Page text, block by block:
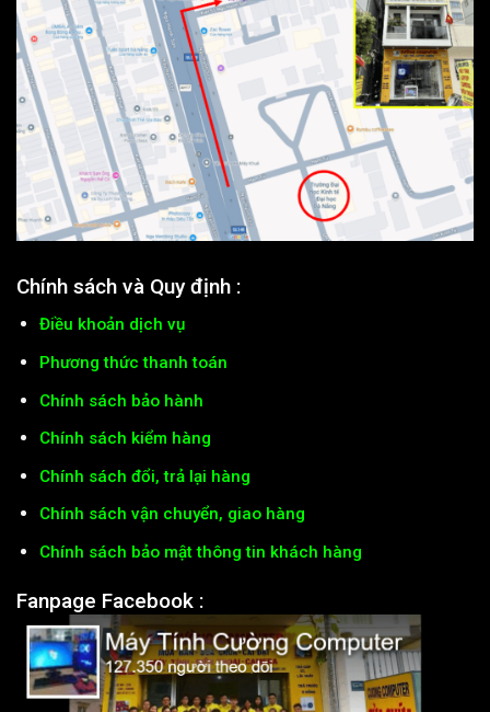
Chính sách và Quy định :
Điều khoản dịch vụ
Phương thức thanh toán
Chính sách bảo hành
Chính sách kiểm hàng
Chính sách đổi, trả lại hàng
Chính sách vận chuyển, giao hàng
Chính sách bảo mật thông tin khách hàng
Fanpage Facebook :